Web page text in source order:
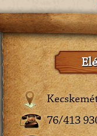
76/413